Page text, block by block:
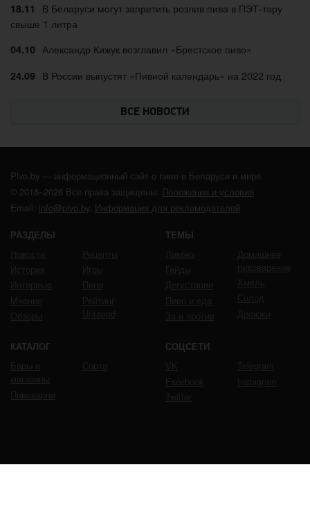
18.11
В Беларуси могут запретить розлив пива в ПЭТ-тару
свыше 1 литра
04.10 Александр Кижук возглавил «Брестское пиво»
24.09 В России выпустят «Пивной календарь» на 2022 год
ВСЕ НОВОСТИ
Pivo.by — информационный сайт о пиве в Беларуси и мире
© 2016–2026 Все права защищены. Положения и условия
Email: info@pivo.by. Информация для рекламодателей
РАЗДЕЛЫ ТЕМЫ
КАТАЛОГ СОЦСЕТИ